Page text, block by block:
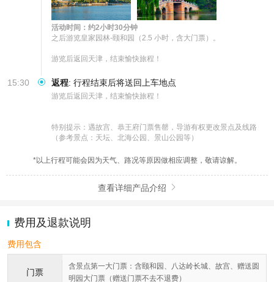
活动时间：约2小时30分钟
之后游览皇家园林-颐和园（2.5 小时，含大门票）。
游览后返回天津，结束愉快旅程！
15:30 返程: 行程结束后将送回上车地点
游览后返回天津，结束愉快旅程！
特别提示：遇故宫、恭王府门票售罄，导游有权更改景点及线路
（参考景点：天坛、北海公园、景山公园等）
*以上行程可能会因为天气、路况等原因做相应调整，敬请谅解。
查看详细产品介绍 
费用及退款说明
费用包含
门票
含景点第一大门票：含颐和园、八达岭长城、故宫、赠送圆
明园大门票（赠送门票不去不退费）